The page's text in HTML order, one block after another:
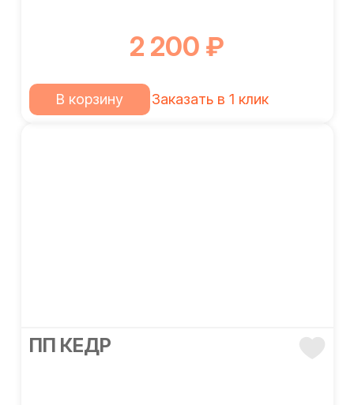
2 200 ₽
В корзину Заказать в 1 клик
ПП КЕДР